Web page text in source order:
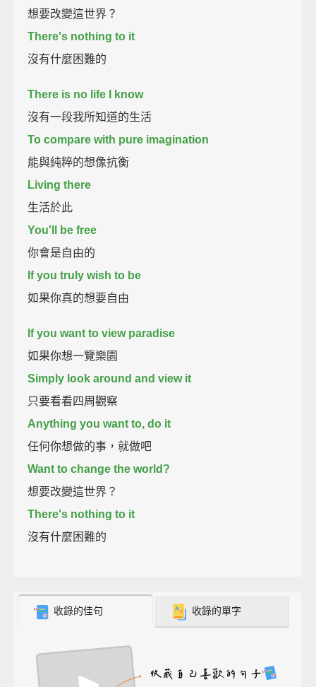
想要改變這世界？
There's nothing to it
沒有什麼困難的
There is no life I know
沒有一段我所知道的生活
To compare with pure imagination
能與純粹的想像抗衡
Living there
生活於此
You'll be free
你會是自由的
If you truly wish to be
如果你真的想要自由
If you want to view paradise
如果你想一覽樂園
Simply look around and view it
只要看看四周觀察
Anything you want to, do it
任何你想做的事，就做吧
Want to change the world?
想要改變這世界？
There's nothing to it
沒有什麼困難的
收錄的佳句 收錄的單字